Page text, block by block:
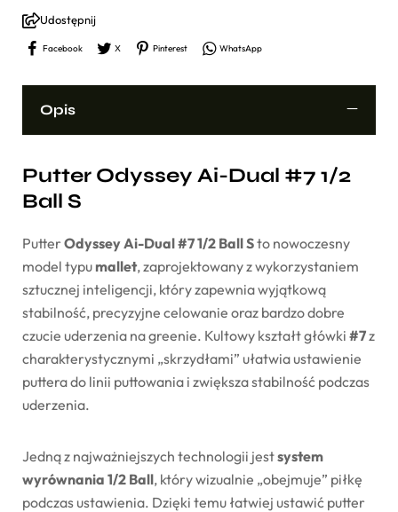
Udostępnij
Facebook X Pinterest WhatsApp
Opis
Putter Odyssey Ai-Dual #7 1/2
Ball S
Putter OdysseyAi-Dual #71/2 BallSto nowoczesny
model typu mallet, zaprojektowanyzwykorzystaniem
sztucznej inteligencji, któryzapewniawyjątkową
stabilność, precyzyjne celowanie oraz bardzodobre
czucie uderzenia nagreenie. Kultowy kształtgłówki #7z
charakterystycznymi „skrzydłami” ułatwia ustawienie
putterado linii puttowania i zwiększastabilność podczas
uderzenia.
Jednąz najważniejszych technologii jestsystem
wyrównania 1/2 Ball, którywizualnie „obejmuje” piłkę
podczas ustawienia. Dzięki temu łatwiej ustawić putter